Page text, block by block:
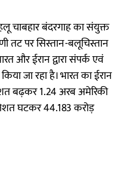
चाबहार बंदरगाह का संयुक्त
तट पर सिस्तान-बलूचिस्तान
और ईरान द्वारा संपर्क एवं
जा रहा है। भारत का ईरान
बढ़कर 1.24 अरब अमेरिकी
घटकर 44.183 करोड़